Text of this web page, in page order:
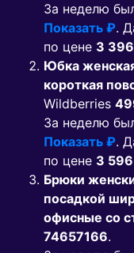
За неделю
Показать ₽.
по цене 3
Юбка
короткая
Wildberries
За неделю
Показать ₽.
по цене 3
Брюки
посадкой
офисные со
74657166.